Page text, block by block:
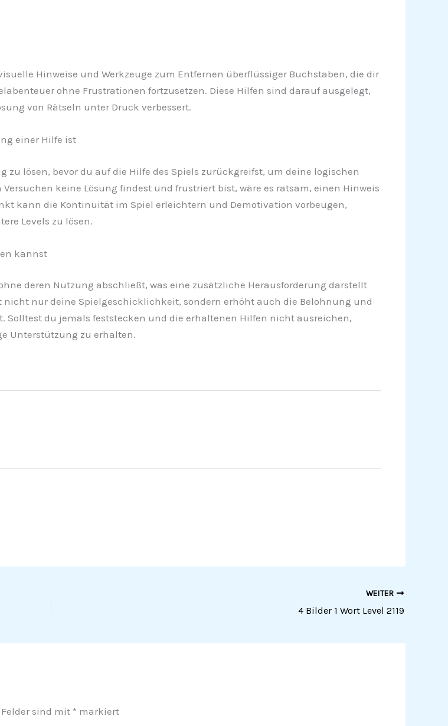
Hinweise und Werkzeuge zum Entfernen überflüssiger Buchstaben, die dir
ohne Frustrationen fortzusetzen. Diese Hilfen sind darauf ausgelegt,
von Rätseln unter Druck verbessert.
einer Hilfe ist
zu lösen, bevor du auf die Hilfe des Spiels zurückgreifst, um deine logischen
keine Lösung findest und frustriert bist, wäre es ratsam, einen Hinweis
kann die Kontinuität im Spiel erleichtern und Demotivation vorbeugen,
Levels zu lösen.
kannst
deren Nutzung abschließt, was eine zusätzliche Herausforderung darstellt
nur deine Spielgeschicklichkeit, sondern erhöht auch die Belohnung und
Solltest du jemals feststecken und die erhaltenen Hilfen nicht ausreichen,
Unterstützung zu erhalten.
WEITER
4 Bilder 1 Wort Level 2119
sind mit * markiert